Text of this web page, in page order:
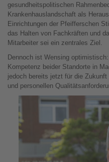
gesundheitspolitischen
Krankenhauslandschaft als
Einrichtungen der Pfeifferschen
das Halten von Fachkräften und
Mitarbeiter sei ein zentrales Ziel.
Dennoch ist Wensing
Kompetenz beider Standorte in
jedoch bereits jetzt für die
und personellen